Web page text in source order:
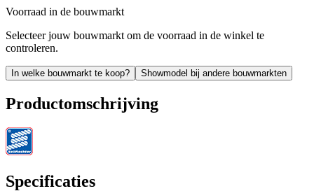
Voorraad in de bouwmarkt
Selecteer jouw bouwmarkt om de voorraad in de winkel te
controleren.
In welke bouwmarkt te koop? Showmodel bij andere bouwmarkten
Productomschrijving
Specificaties